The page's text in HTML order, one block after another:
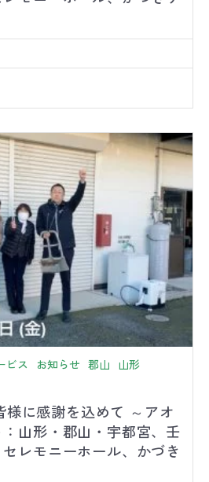
ビス お知らせ 郡山 山形
様に感謝を込めて ～アオ
山形・郡山・宇都宮、壬
レモニーホール、かづき